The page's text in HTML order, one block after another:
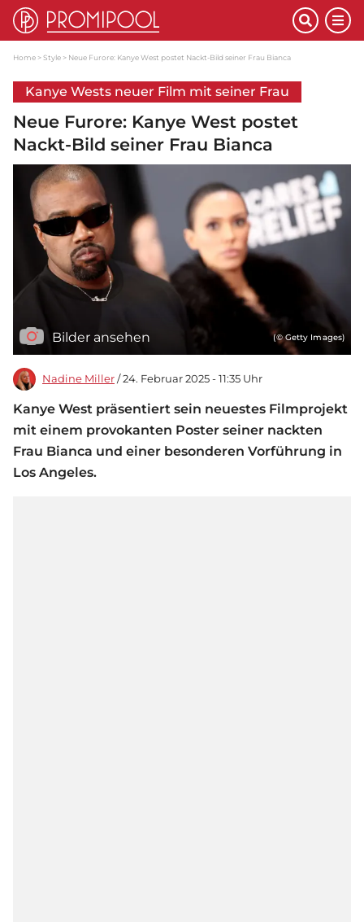
Home Style Neue Furore: Kanye West postet Nackt-Bild seiner Frau Bianca
Kanye Wests neuer Film mit seiner Frau
Neue Furore: Kanye West postet
Nackt-Bild seiner Frau Bianca
Bilder ansehen (© Getty Images)
Nadine Miller / 24. Februar 2025 - 11:35 Uhr
Kanye West präsentiert sein neuestes Filmprojekt
mit einem provokanten Poster seiner nackten
Frau Bianca und einer besonderen Vorführung in
Los Angeles.